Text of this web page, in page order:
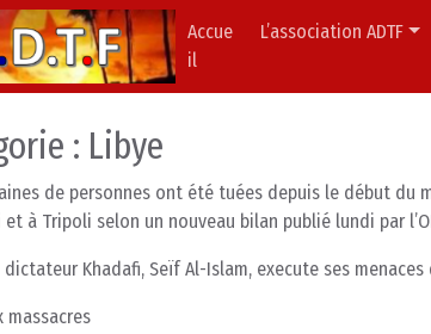
Accue
il
L’association ADTF
: Libye
de personnes ont été tuées depuis le début
et à Tripoli selon un nouveau bilan publié lundi par
dictateur Khadafi, Seïf Al-Islam, execute ses
massacres